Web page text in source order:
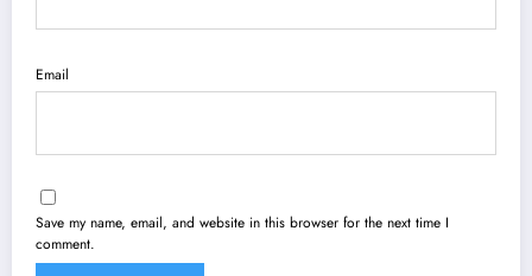
Email
Save my name, email, and website in this browser for the next time I
comment.